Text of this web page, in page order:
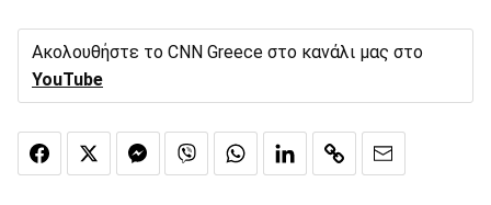
Ακολουθήστε το CNN Greece στο κανάλι μας στο
YouTube